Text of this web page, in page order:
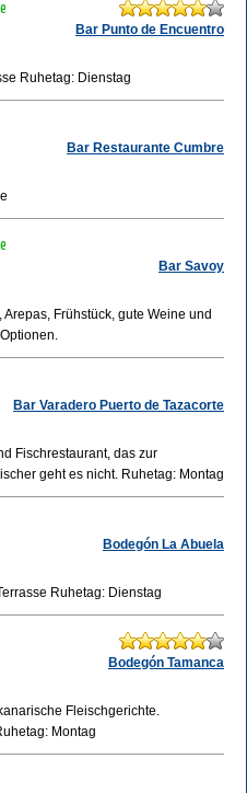
Bar Punto de Encuentro
Ruhetag: Dienstag
Bar Restaurante Cumbre
Bar Savoy
Frühstück, gute Weine und
Bar Varadero Puerto de Tazacorte
Fischrestaurant, das zur
geht es nicht. Ruhetag: Montag
Bodegón La Abuela
Ruhetag: Dienstag
Bodegón Tamanca
Fleischgerichte.
Montag